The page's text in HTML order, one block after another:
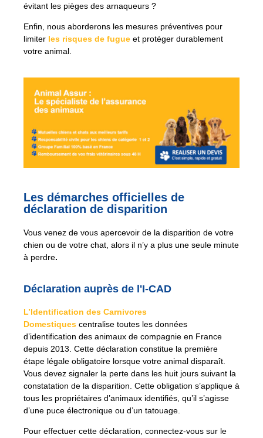
évitant les pièges des arnaqueurs ?
Enfin, nous aborderons les mesures préventives pour
limiter les risques de fugue et protéger durablement
votre animal.
Les démarches officielles de
déclaration de disparition
Vous venez de vous apercevoir de la disparition de votre
chien ou de votre chat, alors il n’y a plus une seule minute
à perdre.
Déclaration auprès de l'I-CAD
L’Identification des Carnivores
Domestiques centralise toutes les données
d’identification des animaux de compagnie en France
depuis 2013. Cette déclaration constitue la première
étape légale obligatoire lorsque votre animal disparaît.
Vous devez signaler la perte dans les huit jours suivant la
constatation de la disparition. Cette obligation s’applique à
tous les propriétaires d’animaux identifiés, qu’il s’agisse
d’une puce électronique ou d’un tatouage.
Pour effectuer cette déclaration, connectez-vous sur le